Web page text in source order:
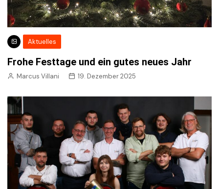
Aktuelles
Frohe Festtage und ein gutes neues Jahr
Marcus Villani 19. Dezember 2025